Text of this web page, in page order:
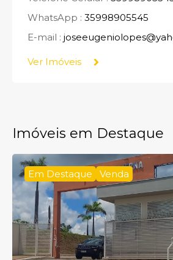
WhatsApp : 35998905545
E-mail :
Ver Imóveis
Imóveis em Destaque
Em Destaque Venda